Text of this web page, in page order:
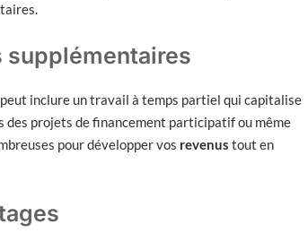
supplémentaires
inclure un travail à temps partiel qui capitalise
des projets de financement participatif ou même
pour développer vos revenus tout en